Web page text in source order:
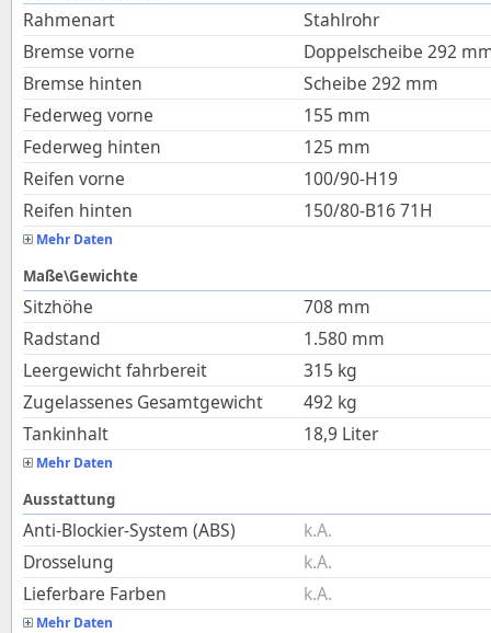
Rahmenart
Stahlrohr
Bremse vorne
Doppelscheibe 292
Bremse hinten
Scheibe 292 mm
Federweg vorne
155 mm
Federweg hinten
125 mm
Reifen vorne
100/90-H19
Reifen hinten
150/80-B16 71H
Mehr Daten
Maße\Gewichte
Sitzhöhe 708 mm
Radstand
1.580 mm
Leergewicht fahrbereit
315 kg
Zugelassenes Gesamtgewicht
492 kg
Tankinhalt
18,9 Liter
Mehr Daten
Ausstattung
Anti-Blockier-System (ABS)
k.A.
Drosselung
k.A.
Lieferbare Farben
k.A.
Mehr Daten